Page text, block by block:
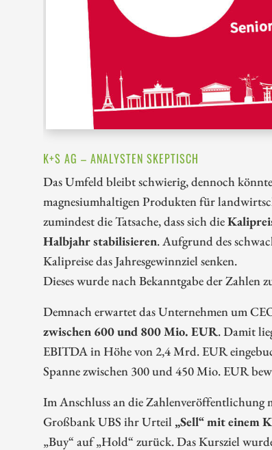
K+S AG – ANALYSTEN SKEPTISCH
Das Umfeld bleibt schwierig, dennoch
magnesiumhaltigen Produkten für
zumindest die Tatsache, dass sich die
Halbjahr stabilisieren. Aufgrund des
Kalipreise das Jahresgewinnziel senken.
Dieses wurde nach Bekanntgabe der Zahlen
Demnach erwartet das Unternehmen um
zwischen 600 und 800 Mio. EUR. Damit
EBITDA in Höhe von 2,4 Mrd. EUR
Spanne zwischen 300 und 450 Mio. EUR
Im Anschluss an die Zahlenveröffentlichung
Großbank UBS ihr Urteil „Sell“ mit einem
„Buy“ auf „Hold“ zurück. Das Kursziel